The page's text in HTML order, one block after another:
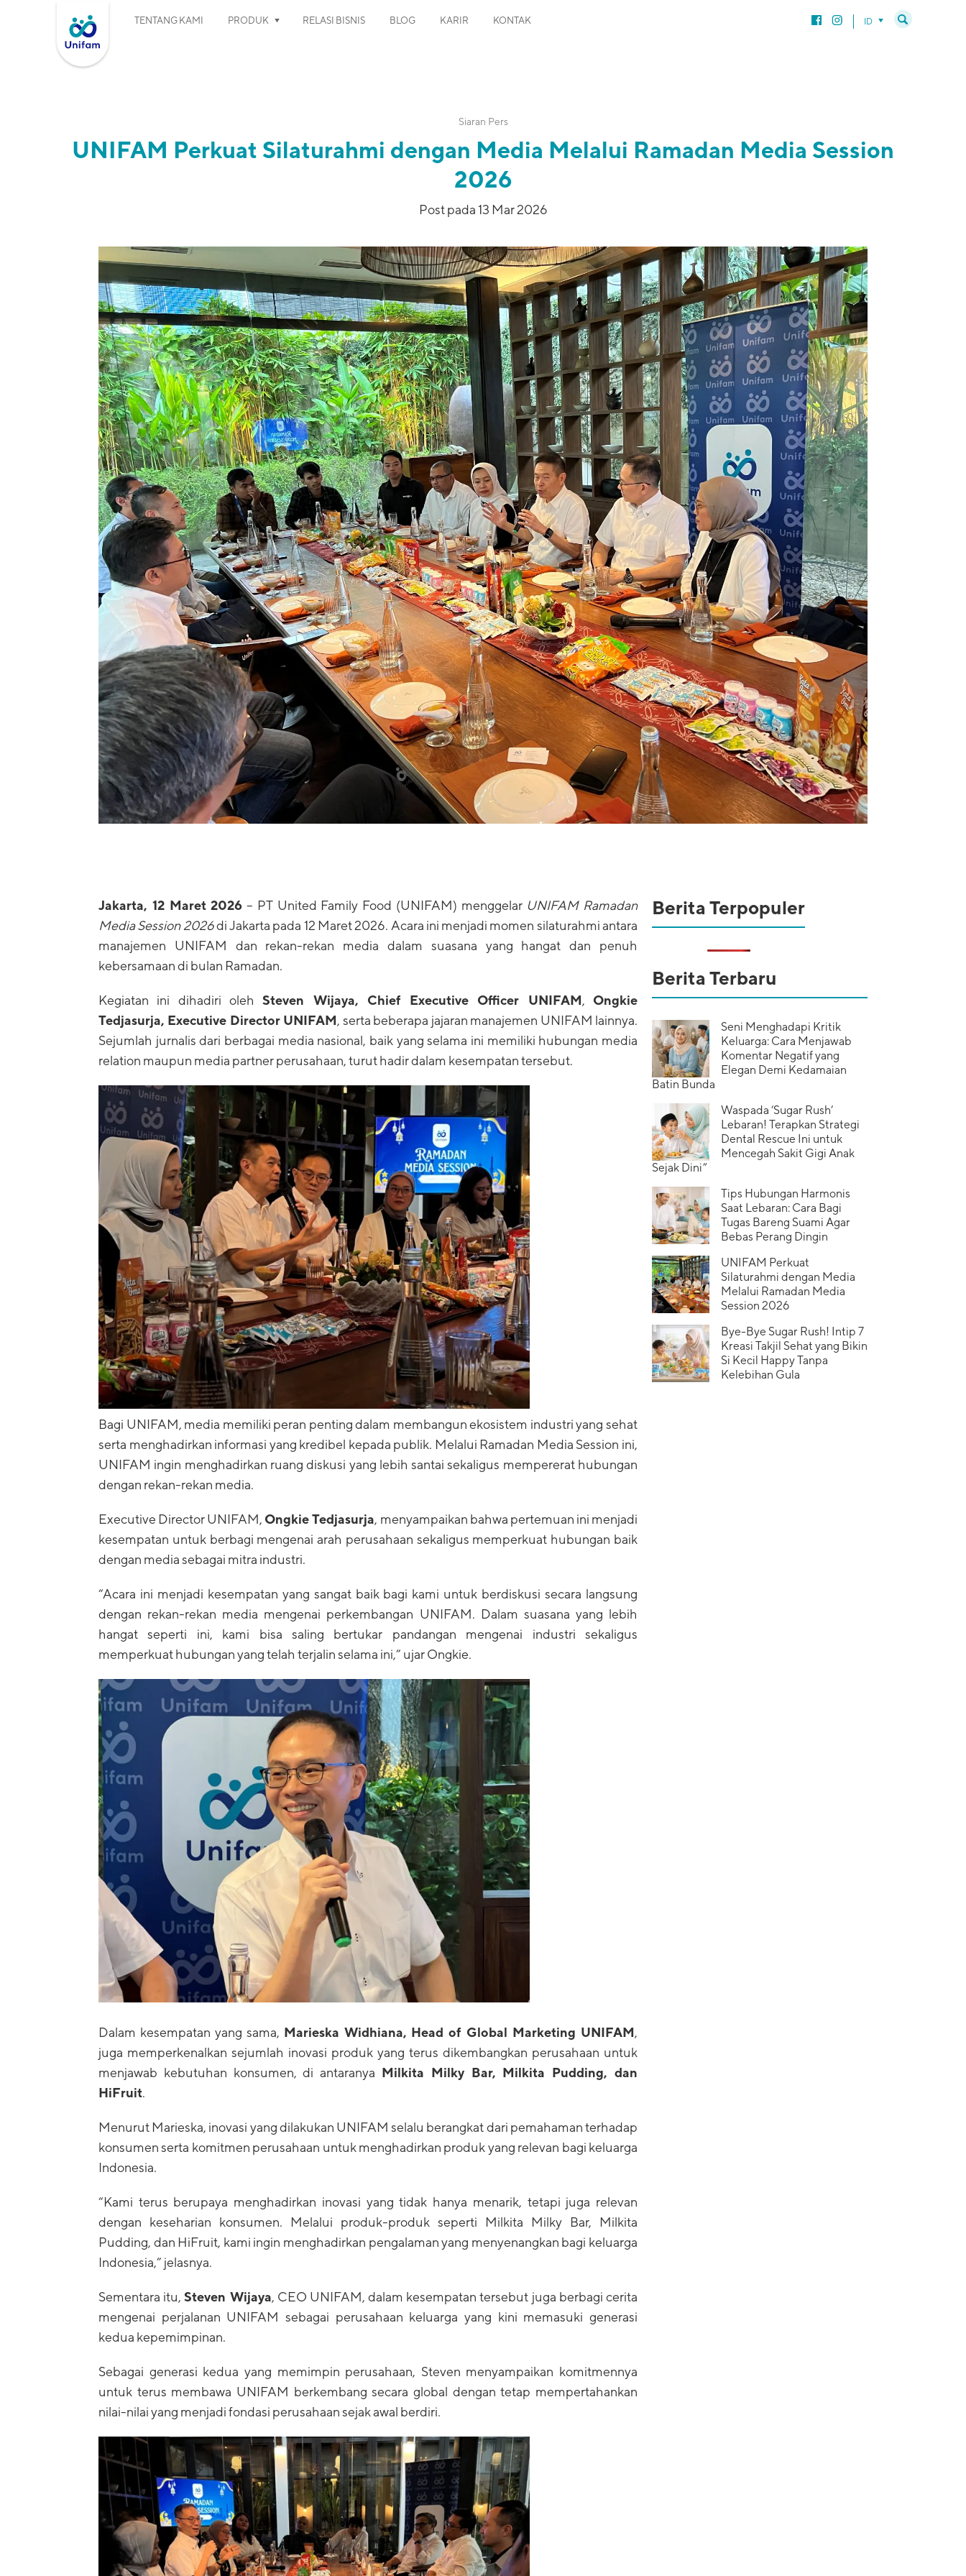
TENTANG KAMI PRODUK RELASI BISNIS BLOG KARIR KONTAK ID
Siaran Pers
UNIFAM Perkuat Silaturahmi dengan Media Melalui Ramadan Media Session
2026
Post pada 13 Mar 2026
Jakarta, 12 Maret 2026 – PT United Family Food (UNIFAM) menggelar UNIFAM Ramadan
Media Session 2026di Jakarta pada 12 Maret 2026. Acara ini menjadi momen silaturahmi antara
manajemen UNIFAM dan rekan-rekan media dalam suasana yang hangat dan penuh
kebersamaan di bulan Ramadan.
Kegiatan ini dihadiri olehSteven Wijaya, Chief Executive Officer UNIFAM, Ongkie
Tedjasurja, Executive Director UNIFAM, serta beberapa jajaran manajemen UNIFAM lainnya.
Sejumlah jurnalis dari berbagai media nasional, baik yang selama ini memiliki hubungan media
relation maupun media partner perusahaan, turut hadir dalam kesempatan tersebut.
Bagi UNIFAM, media memiliki peran penting dalam membangun ekosistem industri yang sehat
serta menghadirkan informasi yang kredibel kepada publik. Melalui Ramadan Media Session ini,
UNIFAM ingin menghadirkan ruang diskusi yang lebih santai sekaligus mempererat hubungan
dengan rekan-rekan media.
Executive Director UNIFAM, Ongkie Tedjasurja, menyampaikan bahwa pertemuan ini menjadi
kesempatan untuk berbagi mengenai arah perusahaan sekaligus memperkuat hubungan baik
dengan media sebagai mitra industri.
“Acara ini menjadi kesempatan yang sangat baik bagi kami untuk berdiskusi secara langsung
dengan rekan-rekan media mengenai perkembangan UNIFAM. Dalam suasana yang lebih
hangat seperti ini, kami bisa saling bertukar pandangan mengenai industri sekaligus
memperkuat hubungan yang telah terjalin selama ini,” ujar Ongkie.
Dalam kesempatan yang sama, Marieska Widhiana, Head of Global Marketing UNIFAM,
juga memperkenalkan sejumlah inovasi produk yang terus dikembangkan perusahaan untuk
menjawab kebutuhan konsumen, di antaranya Milkita Milky Bar, Milkita Pudding, dan
HiFruit.
Menurut Marieska, inovasi yang dilakukan UNIFAM selalu berangkat dari pemahaman terhadap
konsumen serta komitmen perusahaan untuk menghadirkan produk yang relevan bagi keluarga
Indonesia.
“Kami terus berupaya menghadirkan inovasi yang tidak hanya menarik, tetapi juga relevan
dengan keseharian konsumen. Melalui produk-produk seperti Milkita Milky Bar, Milkita
Pudding, dan HiFruit, kami ingin menghadirkan pengalaman yang menyenangkan bagi keluarga
Indonesia,” jelasnya.
Sementara itu,Steven Wijaya, CEO UNIFAM, dalam kesempatan tersebut juga berbagi cerita
mengenai perjalanan UNIFAM sebagai perusahaan keluarga yang kini memasuki generasi
kedua kepemimpinan.
Sebagai generasi kedua yang memimpin perusahaan, Steven menyampaikan komitmennya
untuk terus membawa UNIFAM berkembang secara global dengan tetap mempertahankan
nilai-nilai yang menjadi fondasi perusahaan sejak awal berdiri.
Berita Terpopuler
Berita Terbaru
Seni Menghadapi Kritik
Keluarga: Cara Menjawab
Komentar Negatif yang
Elegan Demi Kedamaian
Batin Bunda
Waspada ‘Sugar Rush’
Lebaran! Terapkan Strategi
Dental Rescue Ini untuk
Mencegah Sakit Gigi Anak
Sejak Dini”
Tips Hubungan Harmonis
Saat Lebaran: Cara Bagi
Tugas Bareng Suami Agar
Bebas Perang Dingin
UNIFAM Perkuat
Silaturahmi dengan Media
Melalui Ramadan Media
Session 2026
Bye-Bye Sugar Rush! Intip 7
Kreasi Takjil Sehat yang Bikin
Si Kecil Happy Tanpa
Kelebihan Gula